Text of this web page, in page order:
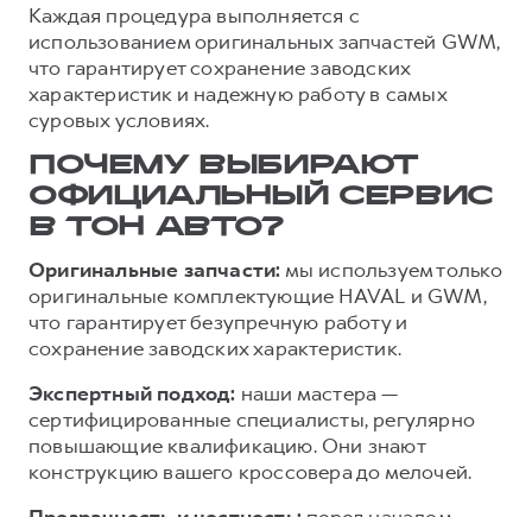
Каждая процедура выполняется с
использованием оригинальных запчастей GWM,
что гарантирует сохранение заводских
характеристик и надежную работу в самых
суровых условиях.
ПОЧЕМУ ВЫБИРАЮТ
ОФИЦИАЛЬНЫЙ СЕРВИС
В ТОН АВТО?
Оригинальные запчасти: мы используем только
оригинальные комплектующие HAVAL и GWM,
что гарантирует безупречную работу и
сохранение заводских характеристик.
Экспертный подход: наши мастера —
сертифицированные специалисты, регулярно
повышающие квалификацию. Они знают
конструкцию вашего кроссовера до мелочей.